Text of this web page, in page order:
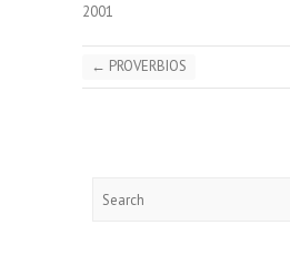
2001
← PROVERBIOS